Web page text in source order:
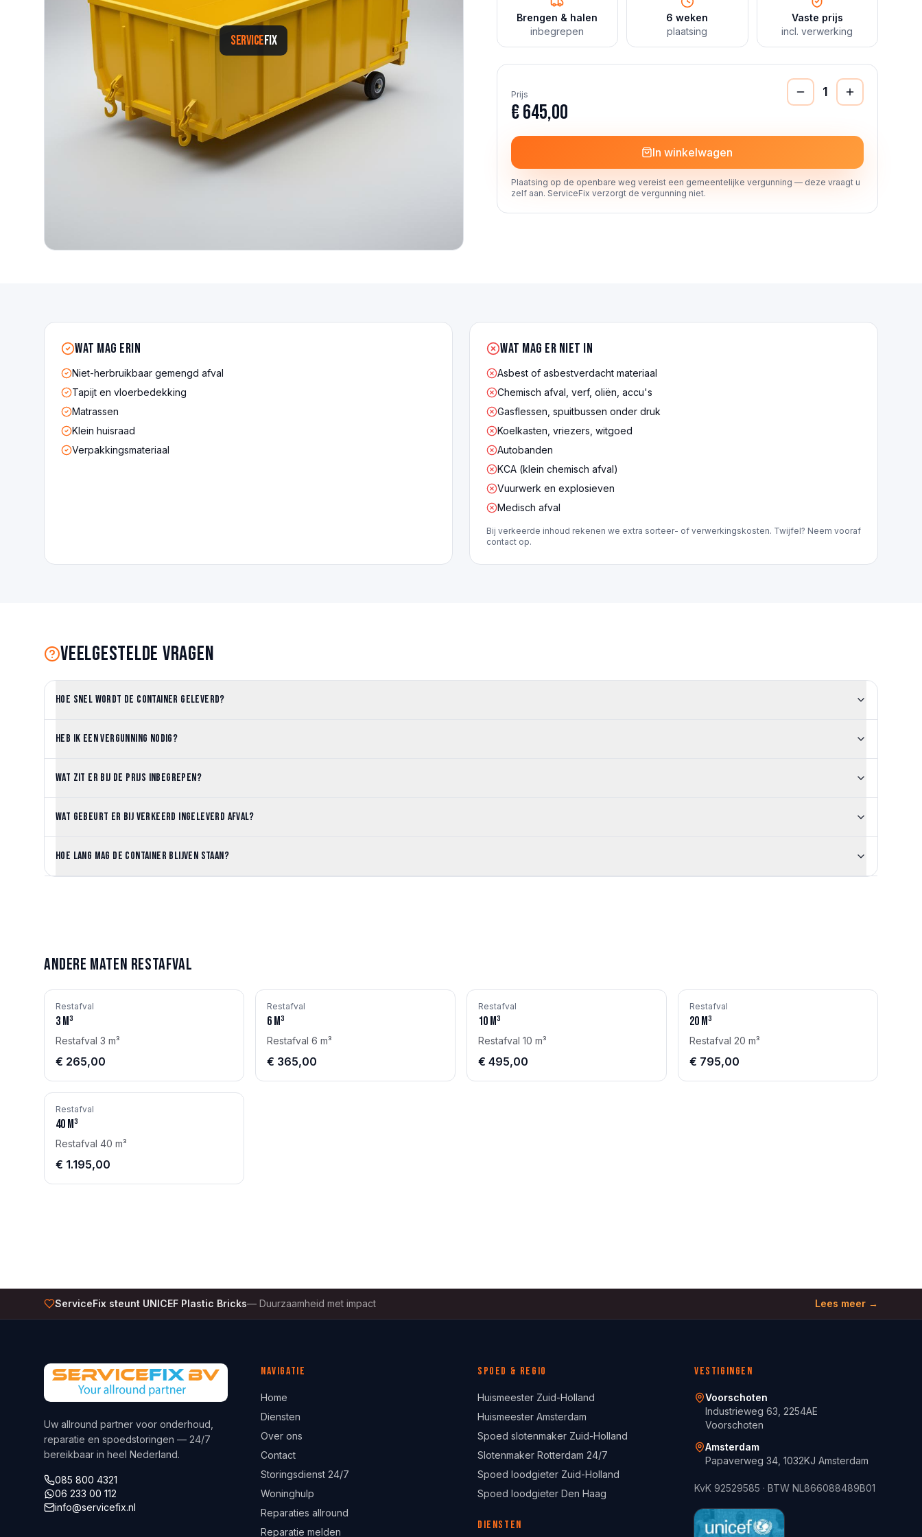
SERVICEFIX
Brengen & halen
inbegrepen
6 weken
plaatsing
Vaste prijs
incl. verwerking
Prijs
€ 645,00
1
In winkelwagen
Plaatsing op de openbare weg vereist een gemeentelijke vergunning — deze vraagt u
zelf aan. ServiceFix verzorgt de vergunning niet.
Wat mag erin
Niet-herbruikbaar gemengd afval
Tapijt en vloerbedekking
Matrassen
Klein huisraad
Verpakkingsmateriaal
Wat mag er NIET in
Asbest of asbestverdacht materiaal
Chemisch afval, verf, oliën, accu's
Gasflessen, spuitbussen onder druk
Koelkasten, vriezers, witgoed
Autobanden
KCA (klein chemisch afval)
Vuurwerk en explosieven
Medisch afval
Bij verkeerde inhoud rekenen we extra sorteer- of verwerkingskosten. Twijfel? Neem vooraf
contact op.
Veelgestelde vragen
Hoe snel wordt de container geleverd?
Heb ik een vergunning nodig?
Wat zit er bij de prijs inbegrepen?
Wat gebeurt er bij verkeerd ingeleverd afval?
Hoe lang mag de container blijven staan?
Andere maten Restafval
Restafval
3m³
Restafval 3 m³
€ 265,00
Restafval
6m³
Restafval 6 m³
€ 365,00
Restafval
10m³
Restafval 10 m³
€ 495,00
Restafval
20m³
Restafval 20 m³
€ 795,00
Restafval
40m³
Restafval 40 m³
€ 1.195,00
ServiceFix steunt UNICEF Plastic Bricks— Duurzaamheid met impact Lees meer →
Uw allround partner voor onderhoud,
reparatie en spoedstoringen — 24/7
bereikbaar in heel Nederland.
085 800 4321
06 233 00 112
info@servicefix.nl
Navigatie
Home
Diensten
Over ons
Contact
Storingsdienst 24/7
Woninghulp
Reparaties allround
Reparatie melden
Spoed & regio
Huismeester Zuid-Holland
Huismeester Amsterdam
Spoed slotenmaker Zuid-Holland
Slotenmaker Rotterdam 24/7
Spoed loodgieter Zuid-Holland
Spoed loodgieter Den Haag
Diensten
Vestigingen
Voorschoten
Industrieweg 63, 2254AE
Voorschoten
Amsterdam
Papaverweg 34, 1032KJ Amsterdam
KvK 92529585 · BTW NL866088489B01